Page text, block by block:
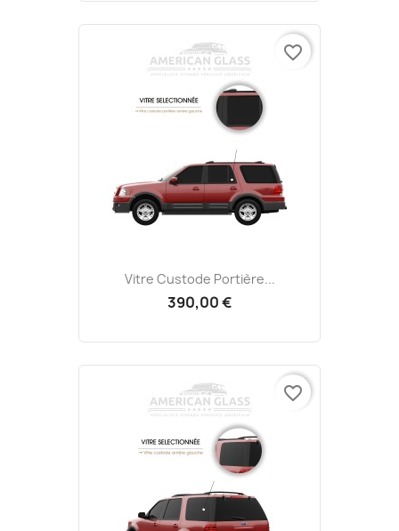
Vitre Custode Portière...
390,00 €
favorite_border
favorite_border